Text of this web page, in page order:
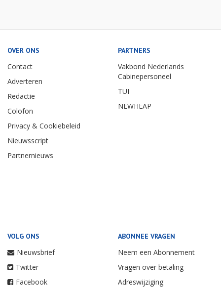
OVER ONS
Contact
Adverteren
Redactie
Colofon
Privacy & Cookiebeleid
Nieuwsscript
Partnernieuws
PARTNERS
Vakbond Nederlands
Cabinepersoneel
TUI
NEWHEAP
VOLG ONS
Nieuwsbrief
Twitter
Facebook
ABONNEE VRAGEN
Neem een Abonnement
Vragen over betaling
Adreswijziging